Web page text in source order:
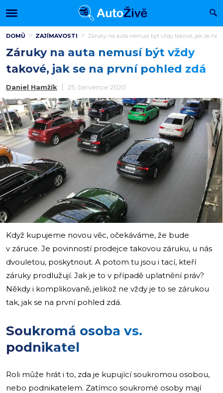
DOMŮ ZAJÍMAVOSTI Záruky na auta nemusí být vždy takové, jak se na
Záruky na auta nemusí být vždy
takové, jak se na první pohled zdá
Daniel Hamžík 25. července 2020
Když kupujeme novou věc, očekáváme, že bude
v záruce. Je povinností prodejce takovou záruku, u nás
dvouletou, poskytnout. A potom tu jsou i tací, kteří
záruky prodlužují. Jak je to v případě uplatnění práv?
Někdy i komplikovaně, jelikož ne vždy je to se zárukou
tak, jak se na první pohled zdá.
Soukromá osoba vs.
podnikatel
Roli může hrát i to, zda je kupující soukromou osobou,
nebo podnikatelem. Zatímco soukromé osoby mají